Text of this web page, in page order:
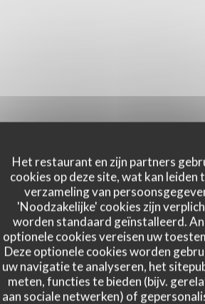
Het restaurant en zijn partners
cookies op deze site, wat kan leiden
verzameling van
'Noodzakelijke' cookies zijn
worden standaard geïnstalleerd.
optionele cookies vereisen uw
Deze optionele cookies worden
uw navigatie te analyseren, het
meten, functies te bieden (bijv.
aan sociale netwerken) of